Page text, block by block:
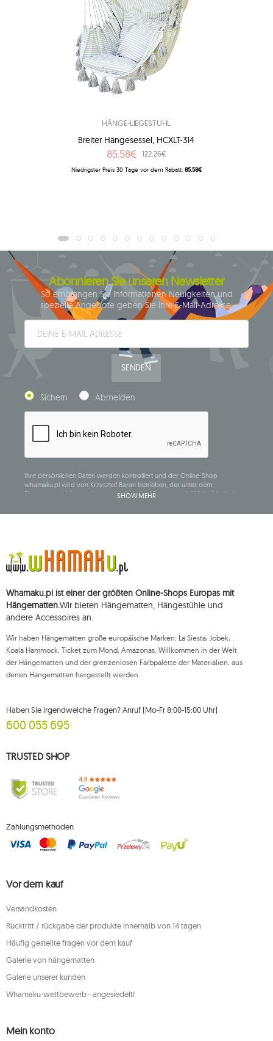
HÄNGE-LIEGESTUHL
Breiter Hängesessel, HCXLT-314
85.58€ 122.26€
Niedrigster Preis 30 Tage vor dem Rabatt: 85.58€
Abonnieren Sie unseren Newsletter
So empfangen Sie Informationen Neuigkeiten und
spezielle Angebote geben Sie Ihre E-Mail-Adresse:
SENDEN
Sichern Abmelden
Ihre persönlichen Daten werden kontrolliert und der Online-Shop
whamaku.pl wird von Krzysztof Baran betrieben, der unter dem
Firmennamen Mouton Interactive Krzysztof Baran geschäftlich tätig ist, in
verarbeitet und bis zu Ihrer Abmeldung gespeichert.
Sie haben das Recht, auf die Verarbeitung Ihrer personenbezogenen Daten
zuzugreifen, diese zu korrigieren, zu löschen, deren Verarbeitung zu
einer zuständigen Aufsichtsbehörde eine Beschwerde über die
Verarbeitung dieser Daten einzureichen und zu erheben Ihre Einwilligung
zur Verarbeitung Ihrer personenbezogenen Daten kann jederzeit
widerrufen werden, wobei ein solcher Widerruf die Rechtmäßigkeit der
genannten Rechte auszuüben, wenden Sie sich bitte per E-Mail oder per
Brief an die registrierte Adresse an die Kundendienstabteilung von Mouton
Interactive.
Weitere Informationen finden Sie unter:
SHOW MEHR
Whamaku.pl ist einer der größten Online-Shops Europas mit
Hängematten.Wir bieten Hängematten, Hängestühle und
andere Accessoires an.
Wir haben Hängematten große europäische Marken: La Siesta, Jobek,
Koala Hammock, Ticket zum Mond, Amazonas. Willkommen in der Welt
der Hängematten und der grenzenlosen Farbpalette der Materialien, aus
denen Hängematten hergestellt werden.
Haben Sie irgendwelche Fragen? Anruf (Mo-Fr 8:00-15:00 Uhr)
600 055 695
TRUSTED SHOP
Zahlungsmethoden
Vor dem kauf
Versandkosten
Rücktritt / rückgabe der produkte innerhalb von 14 tagen
Häufig gestellte fragen vor dem kauf
Galerie von hängematten
Galerie unserer kunden
Whamaku-wettbewerb - angesiedelt!
Mein konto